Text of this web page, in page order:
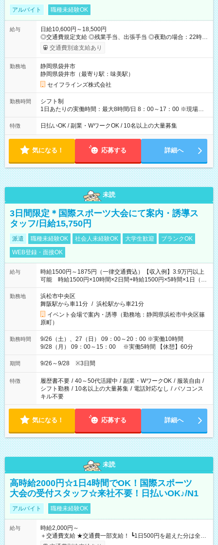
アルバイト 職種未経験OK
給与
日給10,600円～18,500円
◎交通費規定支給 ◎残業手当、出張手当 ◎夜勤の場合：22時～
翌5時は割増給与 ◎日払い・週払い可(希望者／条件有) ◎社食あ
ダブルワークも可能です☺ ◎髪色、ピアス、タトゥーOK おしゃ
れも自由に楽しめます！ 【試用期間】試用期間あり 試用期間の
長さ：3ヶ月 雇用形態、給与は本採用時と同じです。
交通費別途支給あり
勤務地
静岡県袋井市
静岡県袋井市（最寄り駅：味美駅）
セイフラインズ株式会社
勤務時間
シフト制
1日あたりの実働時間：最大8時間/日 8：00～17：00 ※現場によ
っては多少時間は前後します ▶残業ほとんどなし！ ▶時間より
早く終わることの方が多いと思います。現場によっては午前中
望の方は夜勤（21:00～6:00）のお仕事も可能。
特徴 日払いOK / 副業・WワークOK / 10名以上の大量募集
気になる！ 応募する 詳細へ
未読
3日間限定＊国際スポーツ大会にて案内・誘導ス
タッフ/日給15,750円
派遣 職種未経験OK 社会人未経験OK 大学生歓迎
ブランクOK
WEB登録・面接OK
給与
時給1500円～1875円（一律交通費込）【収入例】3.9万円以上
可能 時給1500円×10時間×2日間+時給1500円×5時間×1日（実
働8時間を越えた時給：1875円）
勤務地
浜松市中央区
舞阪駅から車11分 / 浜松駅から車21分
イベント会場で案内・誘導（勤務地：静岡県浜松市中央区篠
原町）
勤務時間
9/26（土）、27（日） 09：00～20：00 ※実働10時間
9/28（月） 09：00～15：00 ※実働5時間 【休憩】60分
期間 9/26～9/28 ※3日間
特徴 履歴書不要 / 40～50代活躍中 / 副業・WワークOK / 服装自由 /
シフト勤務 / 10名以上の大量募集 / 電話対応なし / パソコンス
キル不要
気になる！ 応募する 詳細へ
未読
高時給2000円☆1日4時間でOK！国際スポーツ
大会の受付スタッフ☆来社不要！日払いOK♪/N1
アルバイト 職種未経験OK
給与
時給2,000円～
＋交通費支給 ★交通費一部支給！ ┗1日500円を超えた分は全額
支給！ ※往復500円以内の方は自己負担となります ★日払い